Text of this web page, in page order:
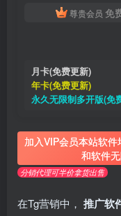
尊贵会员 免
月卡(免费更新)
年卡(免费更新)
永久无限制多开版(免
加入VIP会员本站软
和软件
分销代理可半价拿货出售
在Tg营销中， 推广软